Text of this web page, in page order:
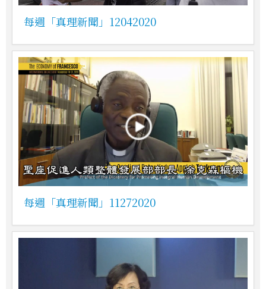
每週「真理新聞」12042020
每週「真理新聞」11272020